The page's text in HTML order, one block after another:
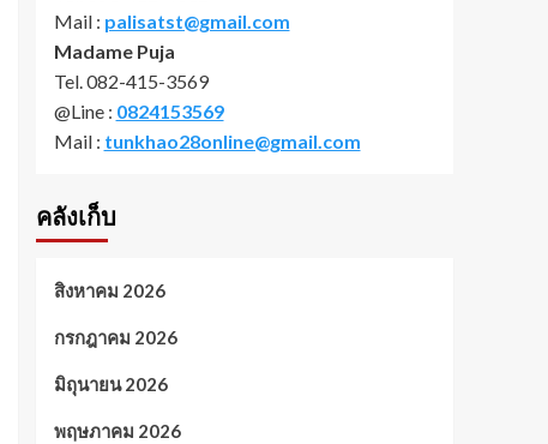
Mail : palisatst@gmail.com
Madame Puja
Tel. 082-415-3569
@Line : 0824153569
Mail : tunkhao28online@gmail.com
คลังเก็บ
สิงหาคม 2026
กรกฎาคม 2026
มิถุนายน 2026
พฤษภาคม 2026